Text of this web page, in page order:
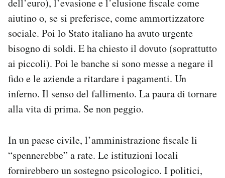
dell’euro), l’evasione e l’elusione fiscale come
aiutino o, se si preferisce, come ammortizzatore
sociale. Poi lo Stato italiano ha avuto urgente
bisogno di soldi. E ha chiesto il dovuto (soprattutto
ai piccoli). Poi le banche si sono messe a negare il
fido e le aziende a ritardare i pagamenti. Un
inferno. Il senso del fallimento. La paura di tornare
alla vita di prima. Se non peggio.
In un paese civile, l’amministrazione fiscale li
“spennerebbe” a rate. Le istituzioni locali
fornirebbero un sostegno psicologico. I politici,